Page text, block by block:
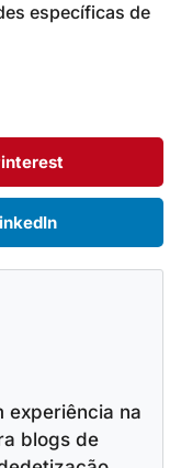
específicas de
experiência na
blogs de